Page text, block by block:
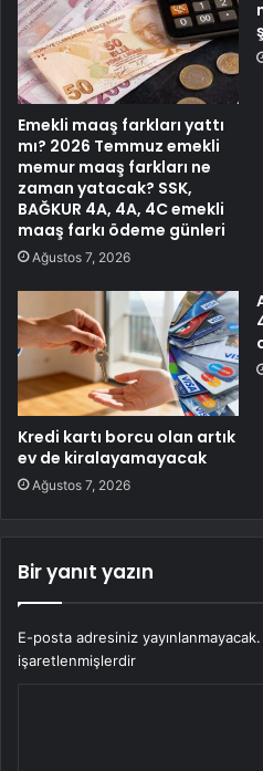
Emekli maaş farkları yattı
mı? 2026 Temmuz emekli
memur maaş farkları ne
zaman yatacak? SSK,
BAĞKUR 4A, 4A, 4C emekli
maaş farkı ödeme günleri
Ağustos 7, 2026
Kredi kartı borcu olan artık
ev de kiralayamayacak
Ağustos 7, 2026
Bir yanıt yazın
E-posta adresiniz yayınlanmayacak.
işaretlenmişlerdir